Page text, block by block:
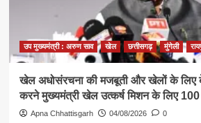
चीन
में
होने
एशिया
कप
में
उप मुख्यमंत्री : अरुण साव खेल छत्तीसगढ़ मुंगेली
खेल अधोसंरचना की मजबूती और खेलों के लिए
करने मुख्यमंत्री खेल उत्कर्ष मिशन के लिए 100
Apna Chhattisgarh 04/08/2026 0